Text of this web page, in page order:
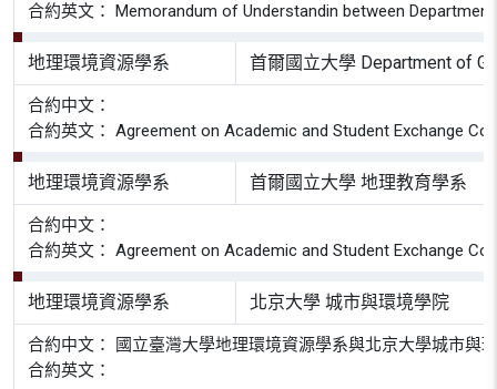
合約英文： Memorandum of Understandin between
地理環境資源學系 首爾國立大學 Department of
合約中文：
合約英文： Agreement on Academic and Student Exchange
地理環境資源學系 首爾國立大學 地理教育學系
合約中文：
合約英文： Agreement on Academic and Student Exchange
地理環境資源學系 北京大學 城市與環境學院
合約中文： 國立臺灣大學地理環境資源學系與北京大學城市與
合約英文：